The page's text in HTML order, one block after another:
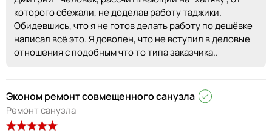
которого сбежали, не доделав работу таджики.
Обидевшись, что я не готов делать работу по дешёвке
написал всё это. Я доволен, что не вступил в деловые
отношения с подобным что то типа заказчика..
Эконом ремонт совмещенного санузла
Ремонт санузла